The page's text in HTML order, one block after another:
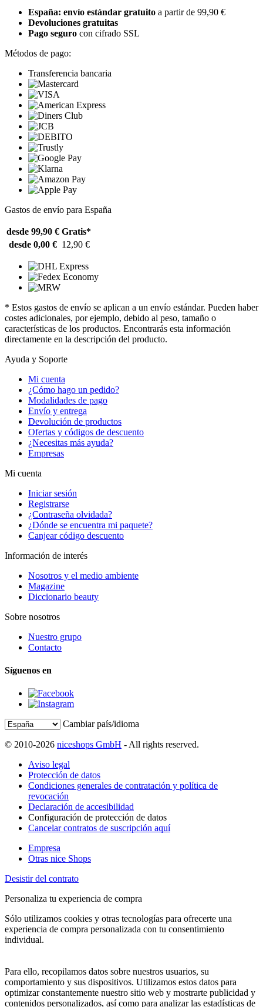
España: envío estándar gratuito a partir de 99,90 €
Devoluciones gratuitas
Pago seguro con cifrado SSL
Métodos de pago:
Transferencia bancaria
Gastos de envío para España
desde 99,90 € Gratis*
desde 0,00 € 12,90 €
* Estos gastos de envío se aplican a un envío estándar. Pueden haber
costes adicionales, por ejemplo, debido al peso, tamaño o
características de los productos. Encontrarás esta información
directamente en la descripción del producto.
Ayuda y Soporte
Mi cuenta
¿Cómo hago un pedido?
Modalidades de pago
Envío y entrega
Devolución de productos
Ofertas y códigos de descuento
¿Necesitas más ayuda?
Empresas
Mi cuenta
Iniciar sesión
Registrarse
¿Contraseña olvidada?
¿Dónde se encuentra mi paquete?
Canjear código descuento
Información de interés
Nosotros y el medio ambiente
Magazine
Diccionario beauty
Sobre nosotros
Nuestro grupo
Contacto
Síguenos en
Cambiar país/idioma
© 2010-2026 niceshops GmbH - All rights reserved.
Aviso legal
Protección de datos
Condiciones generales de contratación y política de
revocación
Declaración de accesibilidad
Configuración de protección de datos
Cancelar contratos de suscripción aquí
Empresa
Otras nice Shops
Desistir del contrato
Personaliza tu experiencia de compra
Sólo utilizamos cookies y otras tecnologías para ofrecerte una
experiencia de compra personalizada con tu consentimiento
individual.
Para ello, recopilamos datos sobre nuestros usuarios, su
comportamiento y sus dispositivos. Utilizamos estos datos para
optimizar constantemente nuestro sitio web y mostrarte publicidad y
contenidos personalizados, así como para analizar las estadísticas de